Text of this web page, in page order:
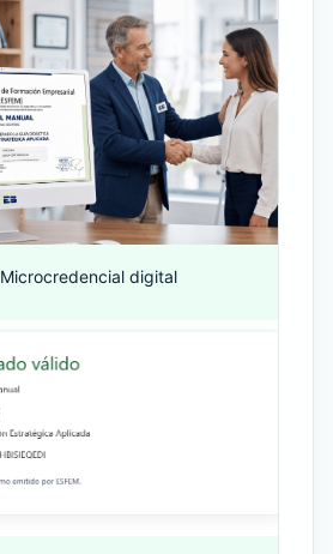
Microcredencial digital